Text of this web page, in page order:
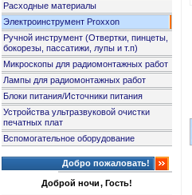
Расходные материалы
Электроинструмент Proxxon
Ручной инструмент (Отвертки, пинцеты,
бокорезы, пассатижи, лупы и т.п)
Микроскопы для радиомонтажных работ
Лампы для радиомонтажных работ
Блоки питания/Источники питания
Устройства ультразвуковой очистки
печатных плат
Вспомогательное оборудование
Добро пожаловать!
Доброй ночи, Гость!